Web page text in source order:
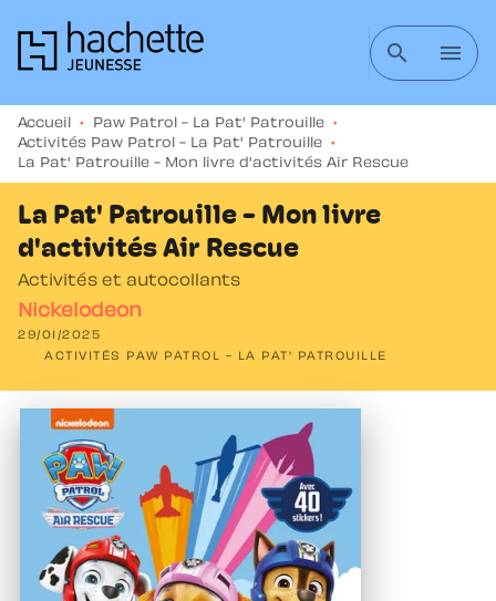
MENU RECHERCHE CONTENU
search menu
Accueil • Paw Patrol - La Pat' Patrouille
•
Activités Paw Patrol - La Pat' Patrouille
•
La Pat' Patrouille - Mon livre d'activités Air Rescue
La Pat' Patrouille - Mon livre
d'activités Air Rescue
Activités et autocollants
Nickelodeon
29/01/2025
ACTIVITÉS PAW PATROL - LA PAT' PATROUILLE